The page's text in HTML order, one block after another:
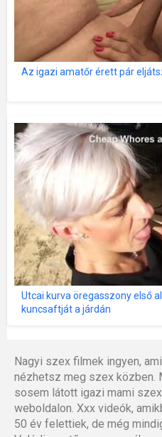
Az igazi amatőr érett pár
Utcai kurva öregasszony első
kuncsaftját a járdán
Nagyi szex filmek ingyen,
nézhetsz meg szex közben.
sosem látott igazi mami
weboldalon. Xxx videók,
50 év felettiek, de még